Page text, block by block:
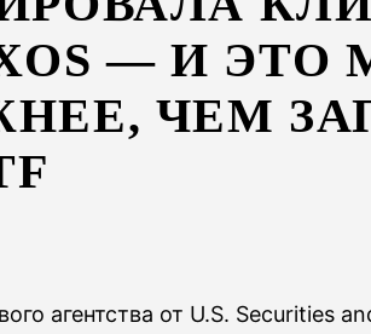
— И ЭТО
ЧЕМ
агентства от U.S. Securities